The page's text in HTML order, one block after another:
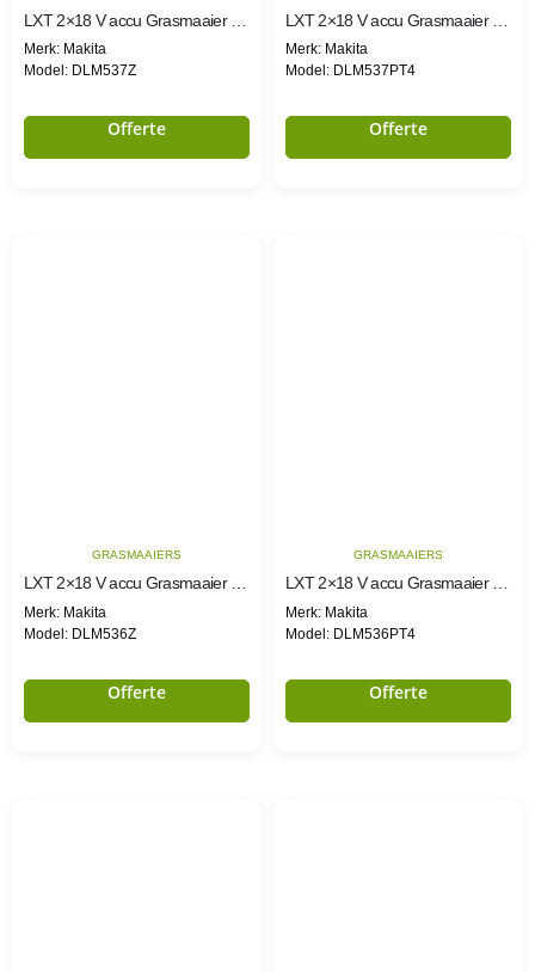
Merk: Makita
Model: DLM537Z
Offerte
Merk: Makita
Model: DLM537PT4
Offerte
GRASMAAIERS
Merk: Makita
Model: DLM536Z
Offerte
GRASMAAIERS
Merk: Makita
Model: DLM536PT4
Offerte